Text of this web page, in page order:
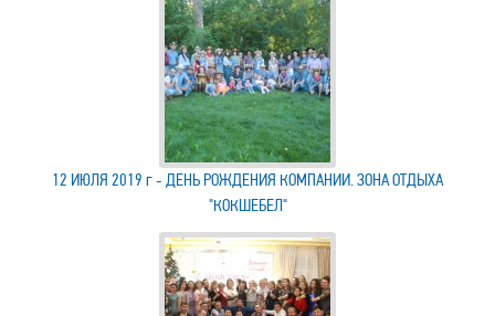
12 ИЮЛЯ 2019 г - ДЕНЬ РОЖДЕНИЯ КОМПАНИИ. ЗОНА ОТДЫХА
"КОКШЕБЕЛ"